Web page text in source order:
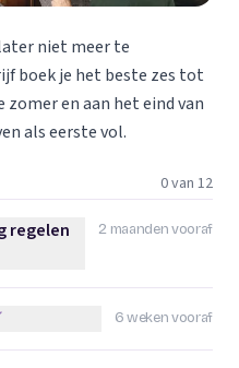
niet meer te
boek je het beste zes tot
en aan het eind van
als eerste vol.
0 van 12
2 maanden vooraf
afvinken
regelen
6 weken vooraf